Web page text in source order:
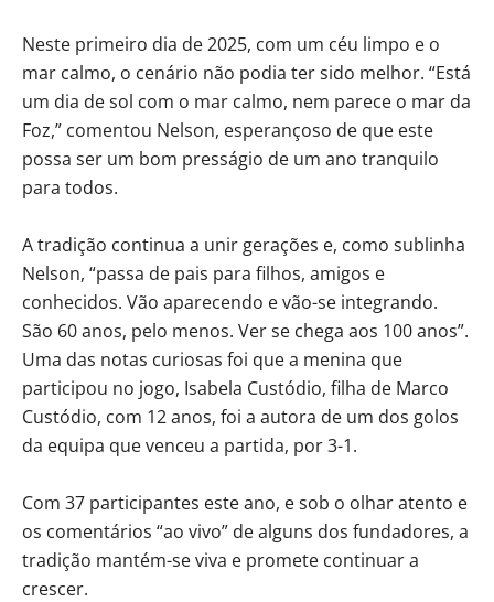
Neste primeiro dia de 2025, com um céu limpo e o
mar calmo, o cenário não podia ter sido melhor. “Está
um dia de sol com o mar calmo, nem parece o mar da
Foz,” comentou Nelson, esperançoso de que este
possa ser um bom presságio de um ano tranquilo
para todos.
A tradição continua a unir gerações e, como sublinha
Nelson, “passa de pais para filhos, amigos e
conhecidos. Vão aparecendo e vão-se integrando.
São 60 anos, pelo menos. Ver se chega aos 100 anos”.
Uma das notas curiosas foi que a menina que
participou no jogo, Isabela Custódio, filha de Marco
Custódio, com 12 anos, foi a autora de um dos golos
da equipa que venceu a partida, por 3-1.
Com 37 participantes este ano, e sob o olhar atento e
os comentários “ao vivo” de alguns dos fundadores, a
tradição mantém-se viva e promete continuar a
crescer.